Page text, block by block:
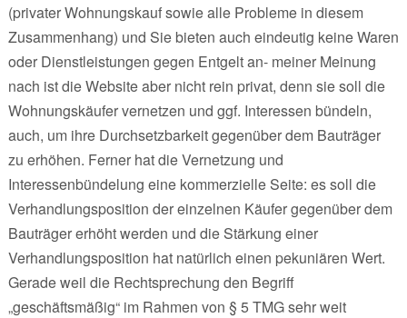
(privater Wohnungskauf sowie alle Probleme in diesem
Zusammenhang) und Sie bieten auch eindeutig keine Waren
oder Dienstleistungen gegen Entgelt an- meiner Meinung
nach ist die Website aber nicht rein privat, denn sie soll die
Wohnungskäufer vernetzen und ggf. Interessen bündeln,
auch, um ihre Durchsetzbarkeit gegenüber dem Bauträger
zu erhöhen. Ferner hat die Vernetzung und
Interessenbündelung eine kommerzielle Seite: es soll die
Verhandlungsposition der einzelnen Käufer gegenüber dem
Bauträger erhöht werden und die Stärkung einer
Verhandlungsposition hat natürlich einen pekuniären Wert.
Gerade weil die Rechtsprechung den Begriff
„geschäftsmäßig“ im Rahmen von § 5 TMG sehr weit